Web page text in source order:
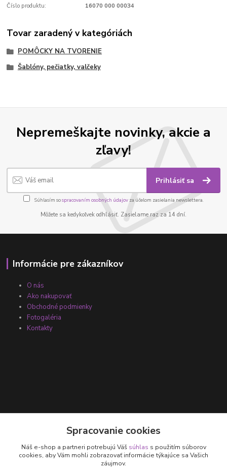
Číslo produktu: 16070 000 00034
Tovar zaradený v kategóriách
POMÔCKY NA TVORENIE
Šablóny, pečiatky, valčeky
Nepremeškajte novinky, akcie a
zľavy!
Prihlásiť sa
Súhlasím sospracovaním osobných údajov za účelom zasielania newslettera.
Môžete sa kedykoľvek odhlásiť. Zasielame raz za 14 dní.
Informácie pre zákazníkov
O nás
Ako nakupovať
Obchodné podmienky
Fotogaléria
Kontakty
+421 905 531 251
Spracovanie cookies
Náš e-shop a partneri potrebujú Váš súhlas s použitím súborov
cookies, aby Vám mohli zobrazovať informácie týkajúce sa Vašich
záujmov.